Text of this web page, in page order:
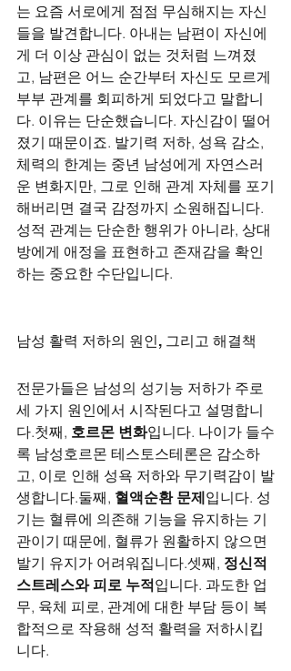
는 요즘 서로에게 점점 무심해지는 자신
들을 발견합니다. 아내는 남편이 자신에
게 더 이상 관심이 없는 것처럼 느껴졌
고, 남편은 어느 순간부터 자신도 모르게
부부 관계를 회피하게 되었다고 말합니
다. 이유는 단순했습니다. 자신감이 떨어
졌기 때문이죠. 발기력 저하, 성욕 감소,
체력의 한계는 중년 남성에게 자연스러
운 변화지만, 그로 인해 관계 자체를 포기
해버리면 결국 감정까지 소원해집니다.
성적 관계는 단순한 행위가 아니라, 상대
방에게 애정을 표현하고 존재감을 확인
하는 중요한 수단입니다.
남성 활력 저하의 원인, 그리고 해결책
전문가들은 남성의 성기능 저하가 주로
세 가지 원인에서 시작된다고 설명합니
다.첫째, 호르몬 변화입니다. 나이가 들수
록 남성호르몬 테스토스테론은 감소하
고, 이로 인해 성욕 저하와 무기력감이 발
생합니다.둘째, 혈액순환 문제입니다. 성
기는 혈류에 의존해 기능을 유지하는 기
관이기 때문에, 혈류가 원활하지 않으면
발기 유지가 어려워집니다.셋째, 정신적
스트레스와 피로 누적입니다. 과도한 업
무, 육체 피로, 관계에 대한 부담 등이 복
합적으로 작용해 성적 활력을 저하시킵
니다.